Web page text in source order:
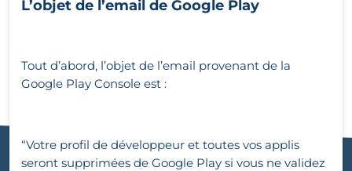
L’objet de l’email de Google Play
Tout d’abord, l’objet de l’email provenant de la
Google Play Console est :
“Votre profil de développeur et toutes vos applis
seront supprimées de Google Play si vous ne validez